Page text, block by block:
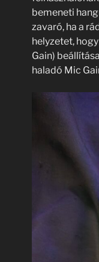
bemeneti
zavaró, ha a
helyzetet,
Gain)
haladó Mic